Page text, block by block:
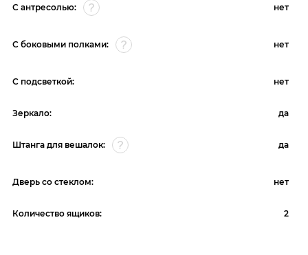
С антресолью: нет
С боковыми полками: нет
С подсветкой: нет
Зеркало: да
Штанга для вешалок: да
Дверь со стеклом: нет
Количество ящиков: 2